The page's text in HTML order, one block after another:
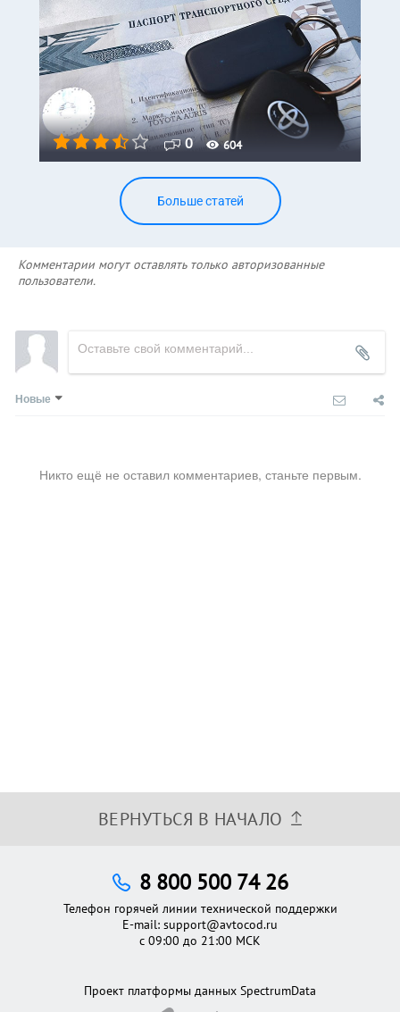
0 604
Больше статей
Комментарии могут оставлять только авторизованные
пользователи.
Новые
Никто ещё не оставил комментариев, станьте первым.
ВЕРНУТЬСЯ В НАЧАЛО
Проект платформы данных SpectrumData
8 800 500 74 26
Телефон горячей линии технической поддержки
E-mail: support@avtocod.ru
с 09:00 до 21:00 МСК